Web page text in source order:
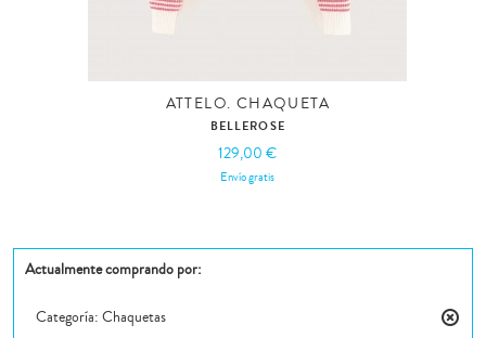
ATTELO. CHAQUETA
BELLEROSE
129,00 €
Envío gratis
Actualmente comprando por:
Categoría: Chaquetas